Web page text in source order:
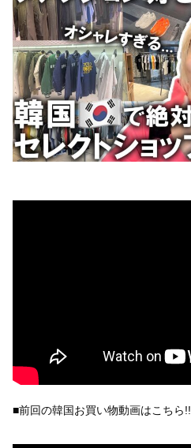
■前回の韓国お買い物動画はこちら!!